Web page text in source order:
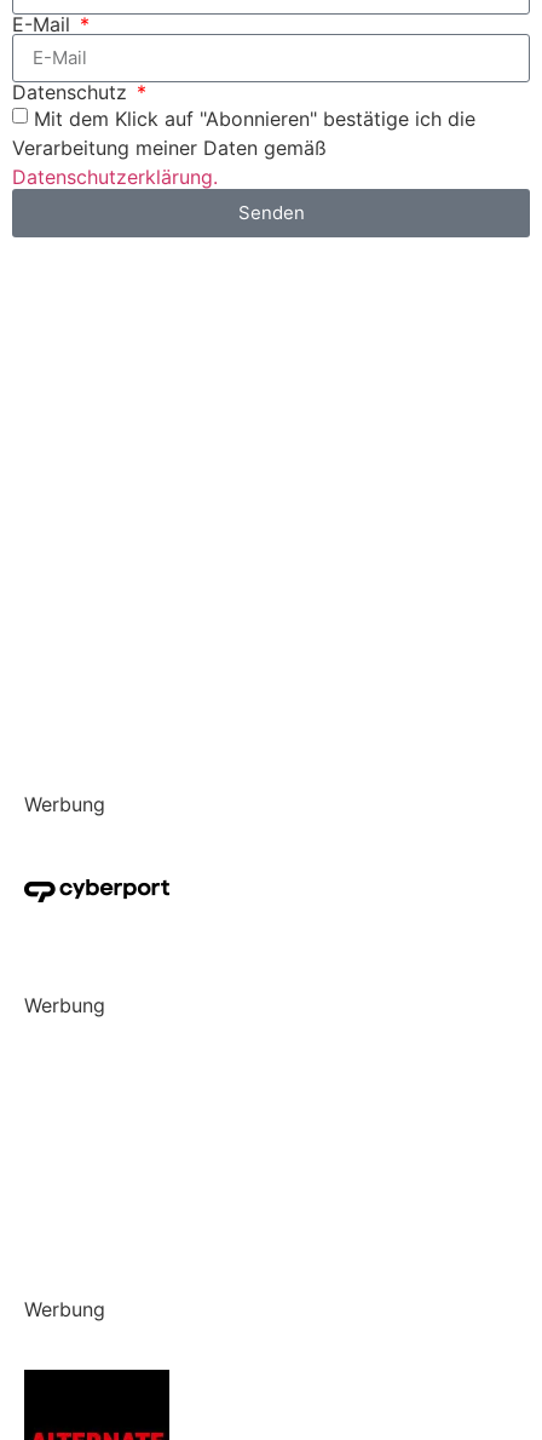
E-Mail
Datenschutz
Mit dem Klick auf "Abonnieren" bestätige ich die
Verarbeitung meiner Daten gemäß
Datenschutzerklärung.
Senden
Werbung
Werbung
Werbung